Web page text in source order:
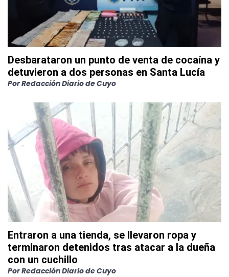
Desbarataron un punto de venta de cocaína y
detuvieron a dos personas en Santa Lucía
PorRedacción Diario de Cuyo
Entraron a una tienda, se llevaron ropa y
terminaron detenidos tras atacar a la dueña
con un cuchillo
PorRedacción Diario de Cuyo